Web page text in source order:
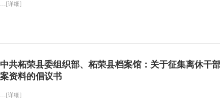
…[详细]
中共柘荣县委组织部、柘荣县档案馆：关于征集离休干
案资料的倡议书
…[详细]